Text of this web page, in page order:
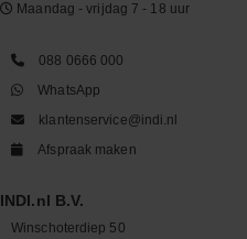
Maandag - vrijdag 7 - 18 uur
088 0666 000
WhatsApp
klantenservice@indi.nl
Afspraak maken
INDI.nl B.V.
Winschoterdiep 50